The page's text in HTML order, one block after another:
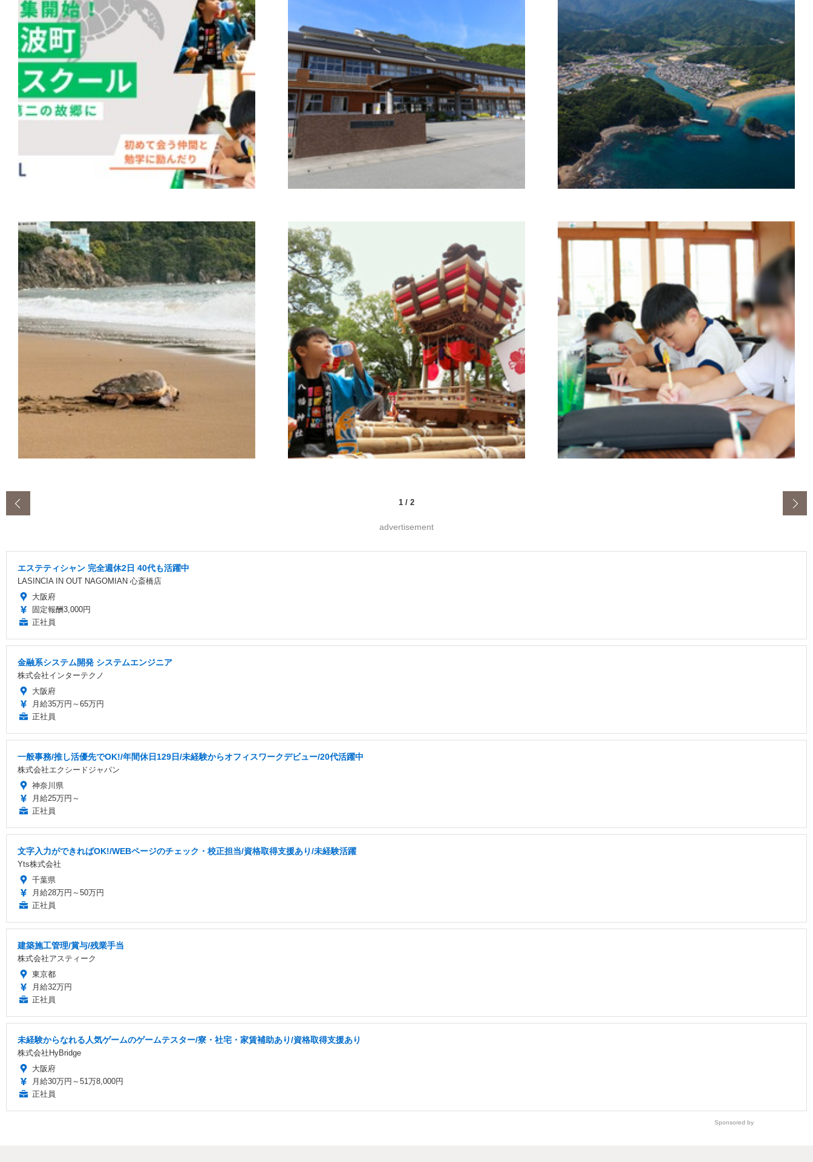
1 / 2
advertisement
エステティシャン 完全週休2日 40代も活躍中
LASINCIA IN OUT NAGOMIAN 心斎橋店
大阪府
固定報酬3,000円
正社員
金融系システム開発 システムエンジニア
株式会社インターテクノ
大阪府
月給35万円～65万円
正社員
一般事務/推し活優先でOK!/年間休日129日/未経験からオフィスワークデビュー/20代活躍中
株式会社エクシードジャパン
神奈川県
月給25万円～
正社員
文字入力ができればOK!/WEBページのチェック・校正担当/資格取得支援あり/未経験活躍
Yts株式会社
千葉県
月給28万円～50万円
正社員
建築施工管理/賞与/残業手当
株式会社アスティーク
東京都
月給32万円
正社員
未経験からなれる人気ゲームのゲームテスター/寮・社宅・家賃補助あり/資格取得支援あり
株式会社HyBridge
大阪府
月給30万円～51万8,000円
正社員
Sponsored by